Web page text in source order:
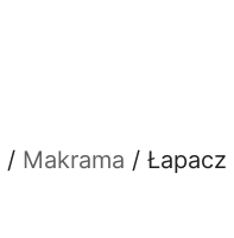
/ Makrama /